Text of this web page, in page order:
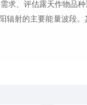
求、评估露天作物品种
射的主要能量波段